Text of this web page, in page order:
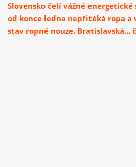
Slovensko čelí vážné energetické
od konce ledna nepřitéká ropa
stav ropné nouze. Bratislavská...